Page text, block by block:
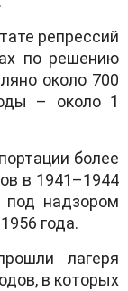
репрессий
по решению
около 700
– около 1
более
в 1941–1944
под надзором
года.
лагеря
в которых